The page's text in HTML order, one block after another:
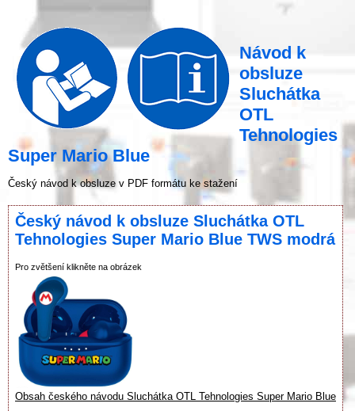
Návod k
obsluze
Sluchátka
OTL
Tehnologies
Super Mario Blue
Český návod k obsluze v PDF formátu ke stažení
Český návod k obsluze Sluchátka OTL
Tehnologies Super Mario Blue TWS modrá
Pro zvětšení klikněte na obrázek
Obsah českého návodu Sluchátka OTL Tehnologies Super Mario Blue